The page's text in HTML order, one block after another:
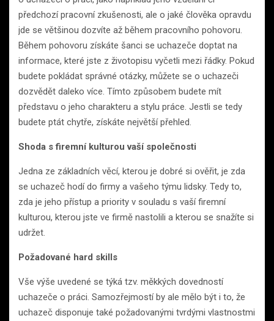
předchozí pracovní zkušenosti, ale o jaké člověka opravdu
jde se většinou dozvíte až během pracovního pohovoru.
Během pohovoru získáte šanci se uchazeče doptat na
informace, které jste z životopisu vyčetli mezi řádky. Pokud
budete pokládat správné otázky, můžete se o uchazeči
dozvědět daleko více. Tímto způsobem budete mít
představu o jeho charakteru a stylu práce. Jestli se tedy
budete ptát chytře, získáte největší přehled.
Shoda s firemní kulturou vaší společnosti
Jedna ze základních věcí, kterou je dobré si ověřit, je zda
se uchazeč hodí do firmy a vašeho týmu lidsky. Tedy to,
zda je jeho přístup a priority v souladu s vaší firemní
kulturou, kterou jste ve firmě nastolili a kterou se snažíte si
udržet.
Požadované hard skills
Vše výše uvedené se týká tzv. měkkých dovedností
uchazeče o práci. Samozřejmostí by ale mělo být i to, že
uchazeč disponuje také požadovanými tvrdými vlastnostmi